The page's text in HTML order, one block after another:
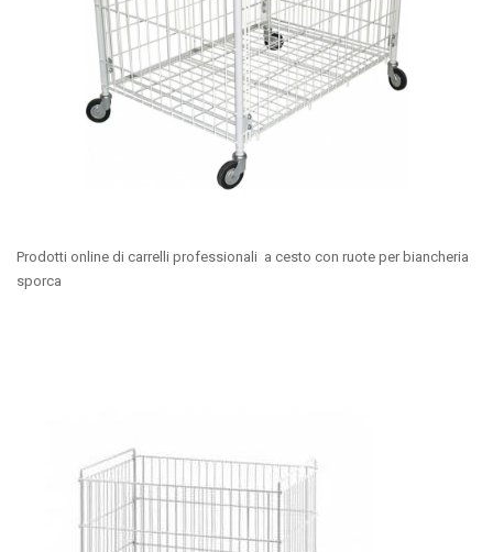
Prodotti online di carrelli professionali a cesto con ruote per biancheria
sporca